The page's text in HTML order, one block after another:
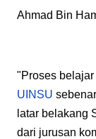
Ahmad Bin
"Proses
UINSU
latar belakang
dari jurusan